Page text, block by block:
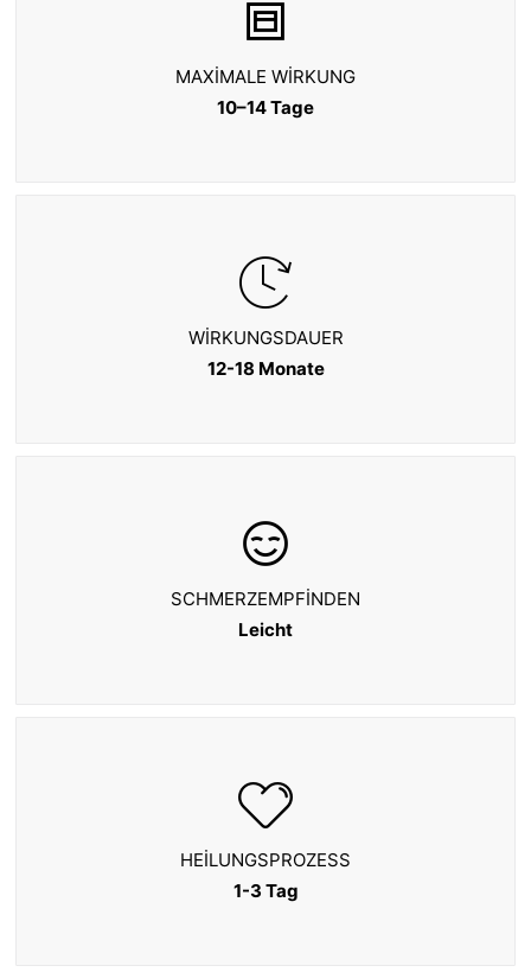
MAXIMALE WIRKUNG
10–14 Tage
WIRKUNGSDAUER
12-18 Monate
SCHMERZEMPFINDEN
Leicht
HEILUNGSPROZESS
1-3 Tag